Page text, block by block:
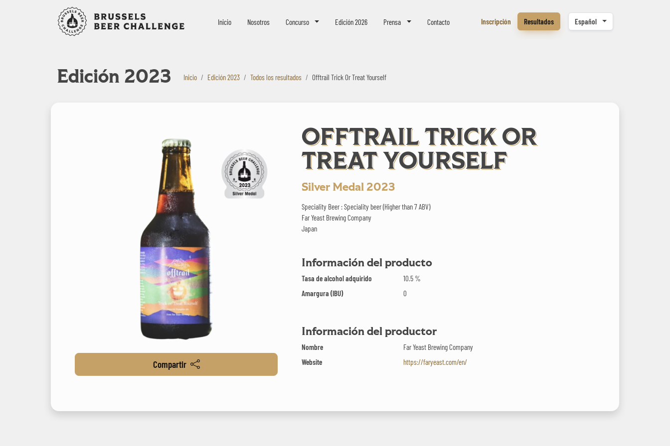
Inicio Nosotros Concurso Edición 2026 Prensa Contacto Inscripción Resultados Español
Edición 2023 Inicio Edición 2023 Todos los resultados Offtrail Trick Or Treat Yourself
Compartir
OFFTRAIL TRICK OR
TREAT YOURSELF
Silver Medal 2023
Speciality Beer : Speciality beer (Higher than 7 ABV)
Far Yeast Brewing Company
Japan
Información del producto
Tasa de alcohol adquirido
10.5 %
Amargura (IBU)
0
Información del productor
Nombre
Far Yeast Brewing Company
Website
https://faryeast.com/en/